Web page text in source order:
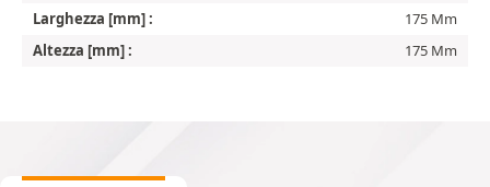
Larghezza [mm] :
175 Mm
Altezza [mm] :
175 Mm